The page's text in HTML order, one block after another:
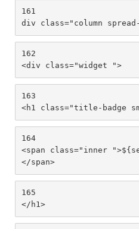
161
div class="column spread-
162
<div class="widget ">
163
<h1 class="title-badge
164
<span class="inner
</span>
165
</h1>